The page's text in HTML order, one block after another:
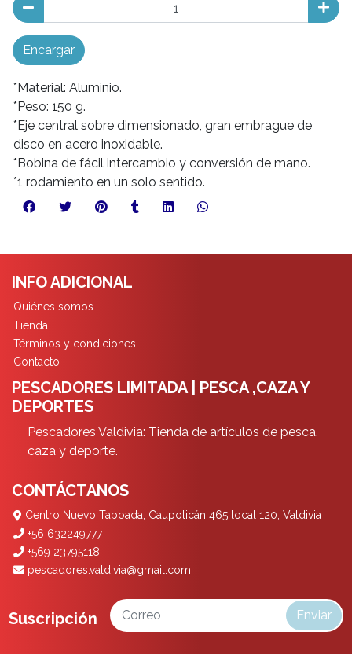
Encargar
*Material: Aluminio.
*Peso: 150 g.
*Eje central sobre dimensionado, gran embrague de
disco en acero inoxidable.
*Bobina de fácil intercambio y conversión de mano.
*1 rodamiento en un solo sentido.
INFO ADICIONAL
Quiénes somos
Tienda
Términos y condiciones
Contacto
PESCADORES LIMITADA | PESCA ,CAZA Y
DEPORTES
Pescadores Valdivia: Tienda de artículos de pesca,
caza y deporte.
CONTÁCTANOS
Centro Nuevo Taboada, Caupolicán 465 local 120, Valdivia
+56 632249777
+569 23795118
pescadores.valdivia@gmail.com
Suscripción Enviar